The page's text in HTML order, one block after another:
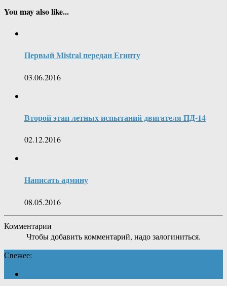
You may also like...
Первый Mistral передан Египту
03.06.2016
Второй этап летных испытаний двигателя ПД-14
02.12.2016
Написать админу
08.05.2016
Комментарии
Чтобы добавить комментарий, надо залогиниться.
Свежее: